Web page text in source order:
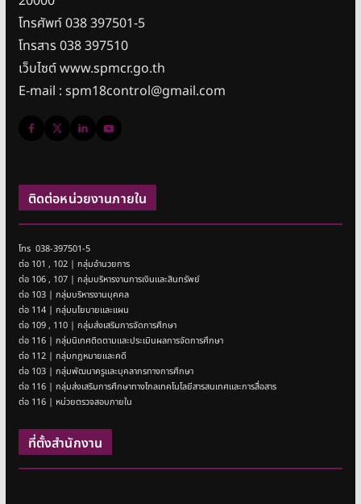
โทรศัพท์ 038 397501-5
โทรสาร 038 397510
เว็บไซต์ www.spmcr.go.th
E-mail : spm18control@gmail.com
ติดต่อหน่วยงานภายใน
โทร 038-397501-5
ต่อ 101 , 102 | กลุ่มอำนวยการ
ต่อ 106 , 107 | กลุ่มบริหารงานการเงินและสินทรัพย์
ต่อ 103 | กลุ่มบริหารงานบุคคล
ต่อ 114 | กลุ่มนโยบายและแผน
ต่อ 109 , 110 | กลุ่มส่งเสริมการจัดการศึกษา
ต่อ 116 | กลุ่มนิเทศติดตามและประเมินผลการจัดการศึกษา
ต่อ 112 | กลุ่มกฎหมายและคดี
ต่อ 103 | กลุ่มพัฒนาครูและบุคลากรทางการศึกษา
ต่อ 116 | กลุ่มส่งเสริมการศึกษาทางไกลเทคโนโลยีสารสนเทศและการสื่อสาร
ต่อ 116 | หน่วยตรวจสอบภายใน
ที่ตั้งสำนักงาน